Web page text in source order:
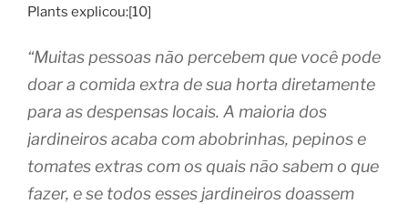
Plants explicou:[10]
“Muitas pessoas não percebem que você pode
doar a comida extra de sua horta diretamente
para as despensas locais. A maioria dos
jardineiros acaba com abobrinhas, pepinos e
tomates extras com os quais não sabem o que
fazer, e se todos esses jardineiros doassem